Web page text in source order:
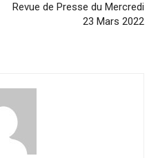
Revue de Presse du Mercredi
23 Mars 2022